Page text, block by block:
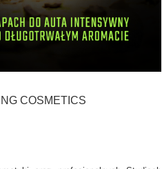
COSMETICS